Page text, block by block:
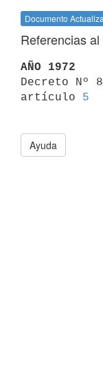
Documento
Referencias
AÑO 1972
Decreto Nº
artículo 5
Ayuda